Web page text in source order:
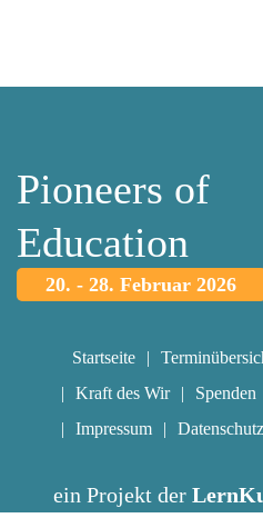
Pioneers of
Education
20. - 28. Februar 2026
Startseite
Kraft des Wir
Spenden
Impressum
ein Projekt der